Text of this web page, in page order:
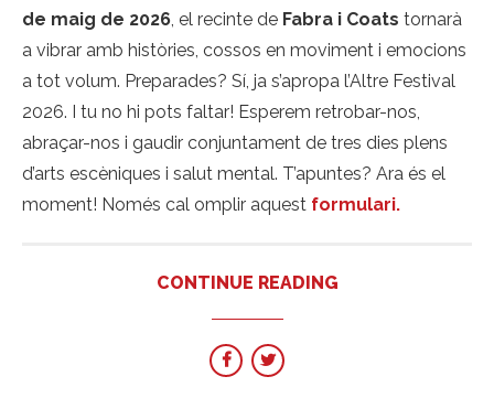
de maig de 2026, el recinte de Fabra i Coats tornarà
a vibrar amb històries, cossos en moviment i emocions
a tot volum. Preparades? Sí, ja s’apropa l’Altre Festival
2026. I tu no hi pots faltar! Esperem retrobar-nos,
abraçar-nos i gaudir conjuntament de tres dies plens
d’arts escèniques i salut mental. T’apuntes? Ara és el
moment! Només cal omplir aquest formulari.
CONTINUE READING